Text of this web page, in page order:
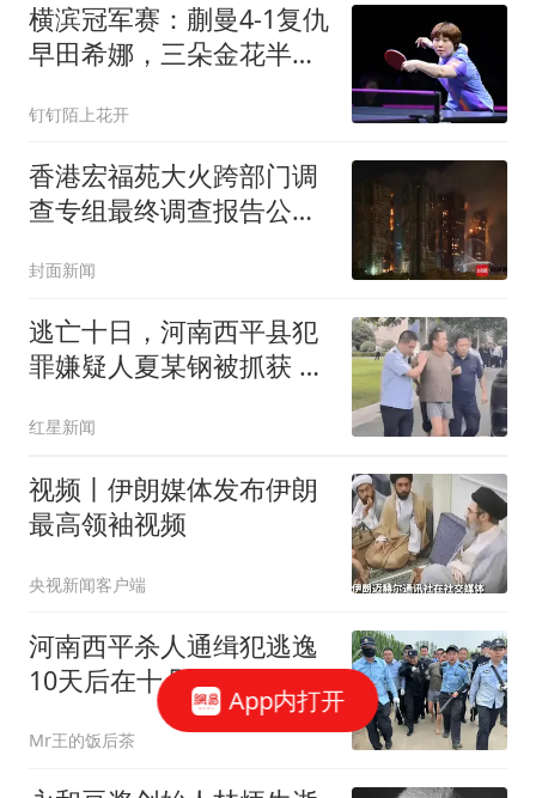
横滨冠军赛：蒯曼4-1复仇
早田希娜，三朵金花半决
钉钉陌上花开
香港宏福苑大火跨部门调
查专组最终调查报告公
可能为火源
封面新闻
逃亡十日，河南西平县犯
罪嫌疑人夏某钢被抓获 曾
红星新闻
视频丨伊朗媒体发布伊朗
最高领袖视频
央视新闻客户端
河南西平杀人通缉犯逃逸
10天后在十几公里外的玉
米地里被抓，抓捕细节曝
光
Mr王的饭后茶
App内打开